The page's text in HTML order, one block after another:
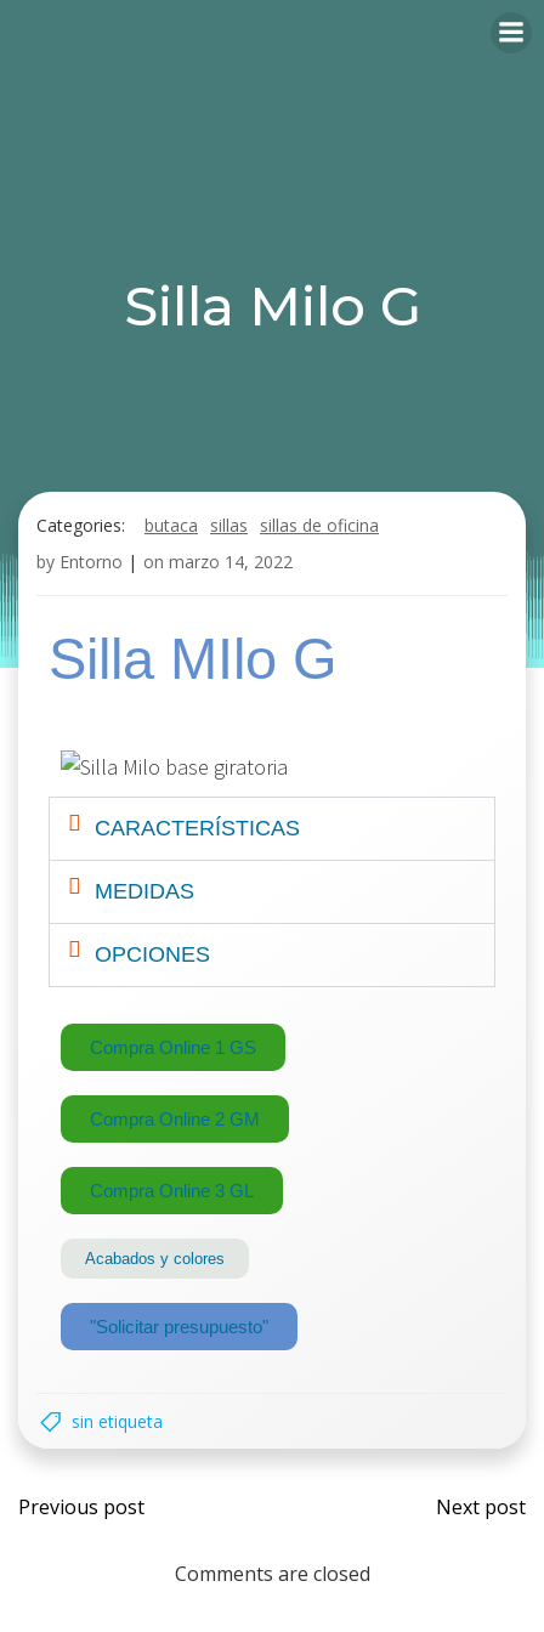
Silla Milo G
Categories: butaca sillas
sillas de oficina
by Entorno | on marzo 14, 2022
Silla MIlo G
CARACTERÍSTICAS
MEDIDAS
OPCIONES
Compra Online 1 GS
Compra Online 2 GM
Compra Online 3 GL
Acabados y colores
"Solicitar presupuesto"
sin etiqueta
Previous post Next post
Comments are closed